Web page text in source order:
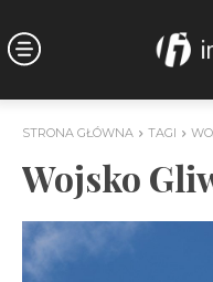
STRONA GŁÓWNA TAGI
Wojsko